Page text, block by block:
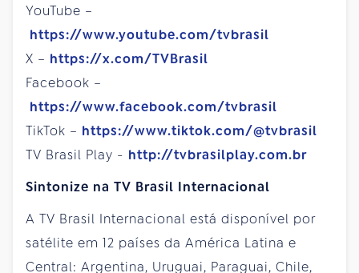
YouTube –
https://www.youtube.com/tvbrasil
X – https://x.com/TVBrasil
Facebook –
https://www.facebook.com/tvbrasil
TikTok – https://www.tiktok.com/@tvbrasil
TV Brasil Play - http://tvbrasilplay.com.br
Sintonize na TV Brasil Internacional
A TV Brasil Internacional está disponível por
satélite em 12 países da América Latina e
Central: Argentina, Uruguai, Paraguai, Chile,